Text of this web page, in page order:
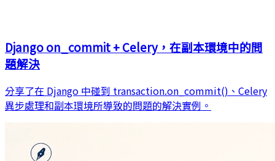
Django on_commit + Celery，在副本環境中的問
題解決
分享了在 Django 中碰到 transaction.on_commit()、Celery
異步處理和副本環境所導致的問題的解決實例。